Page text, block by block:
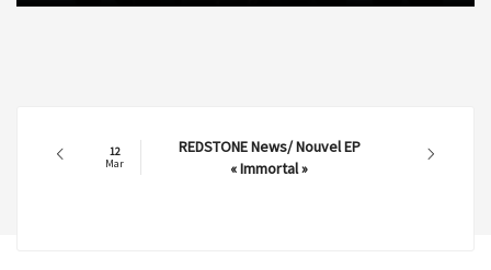
12
Mar
REDSTONE News/ Nouvel EP
« Immortal »